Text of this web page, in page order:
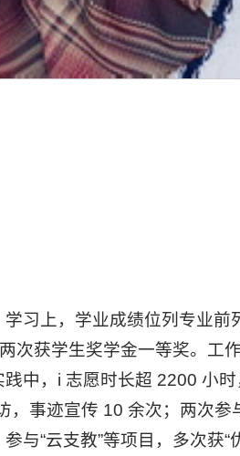
习上，学业成绩位列专业前
次获学生奖学金一等奖。工
践中，i 志愿时长超 2200 小
事迹宣传 10 余次；两次参
与“云支教”等项目，多次获“